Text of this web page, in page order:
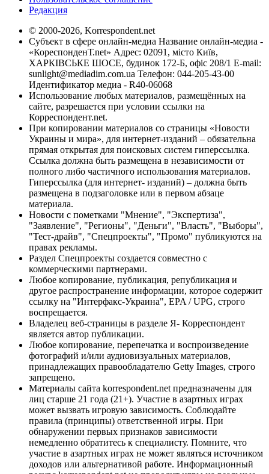
Редакция
© 2000-2026, Korrespondent.net
Субъект в сфере онлайн-медиа Название онлайн-медиа -
«КореспонденТ.net» Адрес: 02091, місто Київ,
ХАРКІВСЬКЕ ШОСЕ, будинок 172-Б, офіс 208/1 E-mail:
sunlight@mediadim.com.ua Телефон: 044-205-43-00
Идентификатор медиа - R40-06068
Использование любых материалов, размещённых на
сайте, разрешается при условии ссылки на
Корреспондент.net.
При копировании материалов со страницы «Новости
Украины и мира», для интернет-изданий – обязательна
прямая открытая для поисковых систем гиперссылка.
Ссылка должна быть размещена в независимости от
полного либо частичного использования материалов.
Гиперссылка (для интернет- изданий) – должна быть
размещена в подзаголовке или в первом абзаце
материала.
Новости с пометками "Мнение", "Экспертиза",
"Заявление", "Регионы", "Деньги", "Власть", "Выборы",
"Тест-драйв", "Спецпроекты", "Промо" публикуются на
правах рекламы.
Раздел Спецпроекты создается совместно с
коммерческими партнерами.
Любое копирование, публикация, републикация и
другое распространение информации, которое содержит
ссылку на "Интерфакс-Украина", EPA / UPG, строго
воспрещается.
Владелец веб-страницы в разделе Я- Корреспондент
является автор публикации.
Любое копирование, перепечатка и воспроизведение
фотографий и/или аудиовизуальных материалов,
принадлежащих правообладателю Getty Images, строго
запрещено.
Материалы сайта korrespondent.net предназначены для
лиц старше 21 года (21+). Участие в азартных играх
может вызвать игровую зависимость. Соблюдайте
правила (принципы) ответственной игры. При
обнаружении первых признаков зависимости
немедленно обратитесь к специалисту. Помните, что
участие в азартных играх не может являться источником
доходов или альтернативой работе. Информационный